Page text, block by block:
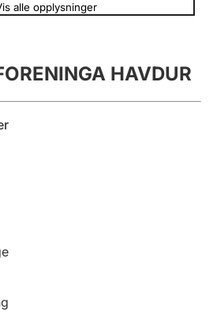
alle opplysninger
HAVDUR